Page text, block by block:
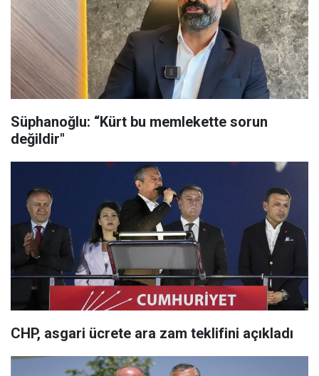
Süphanoğlu: “Kürt bu memlekette sorun
değildir"
CHP, asgari ücrete ara zam teklifini açıkladı